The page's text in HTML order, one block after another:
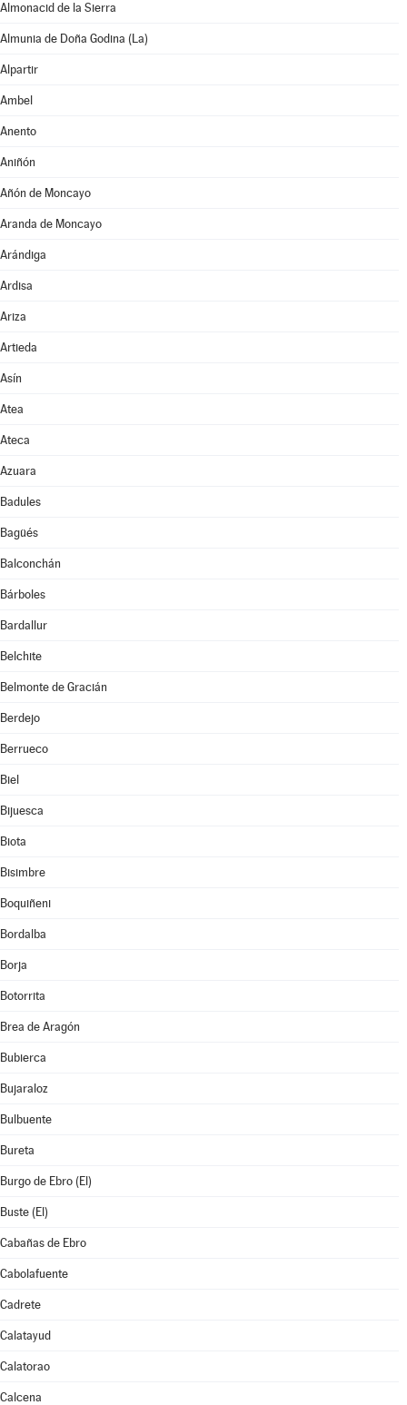
Almonacid de la Sierra
Almunia de Doña Godina (La)
Alpartir
Ambel
Anento
Aniñón
Añón de Moncayo
Aranda de Moncayo
Arándiga
Ardisa
Ariza
Artieda
Asín
Atea
Ateca
Azuara
Badules
Bagüés
Balconchán
Bárboles
Bardallur
Belchite
Belmonte de Gracián
Berdejo
Berrueco
Biel
Bijuesca
Biota
Bisimbre
Boquiñeni
Bordalba
Borja
Botorrita
Brea de Aragón
Bubierca
Bujaraloz
Bulbuente
Bureta
Burgo de Ebro (El)
Buste (El)
Cabañas de Ebro
Cabolafuente
Cadrete
Calatayud
Calatorao
Calcena